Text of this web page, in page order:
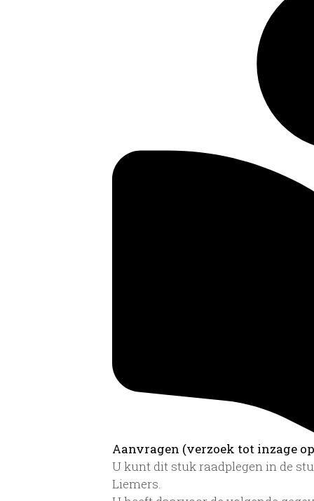
Aanvragen (verzoek tot inzage
U kunt dit stuk raadplegen in de
Liemers.